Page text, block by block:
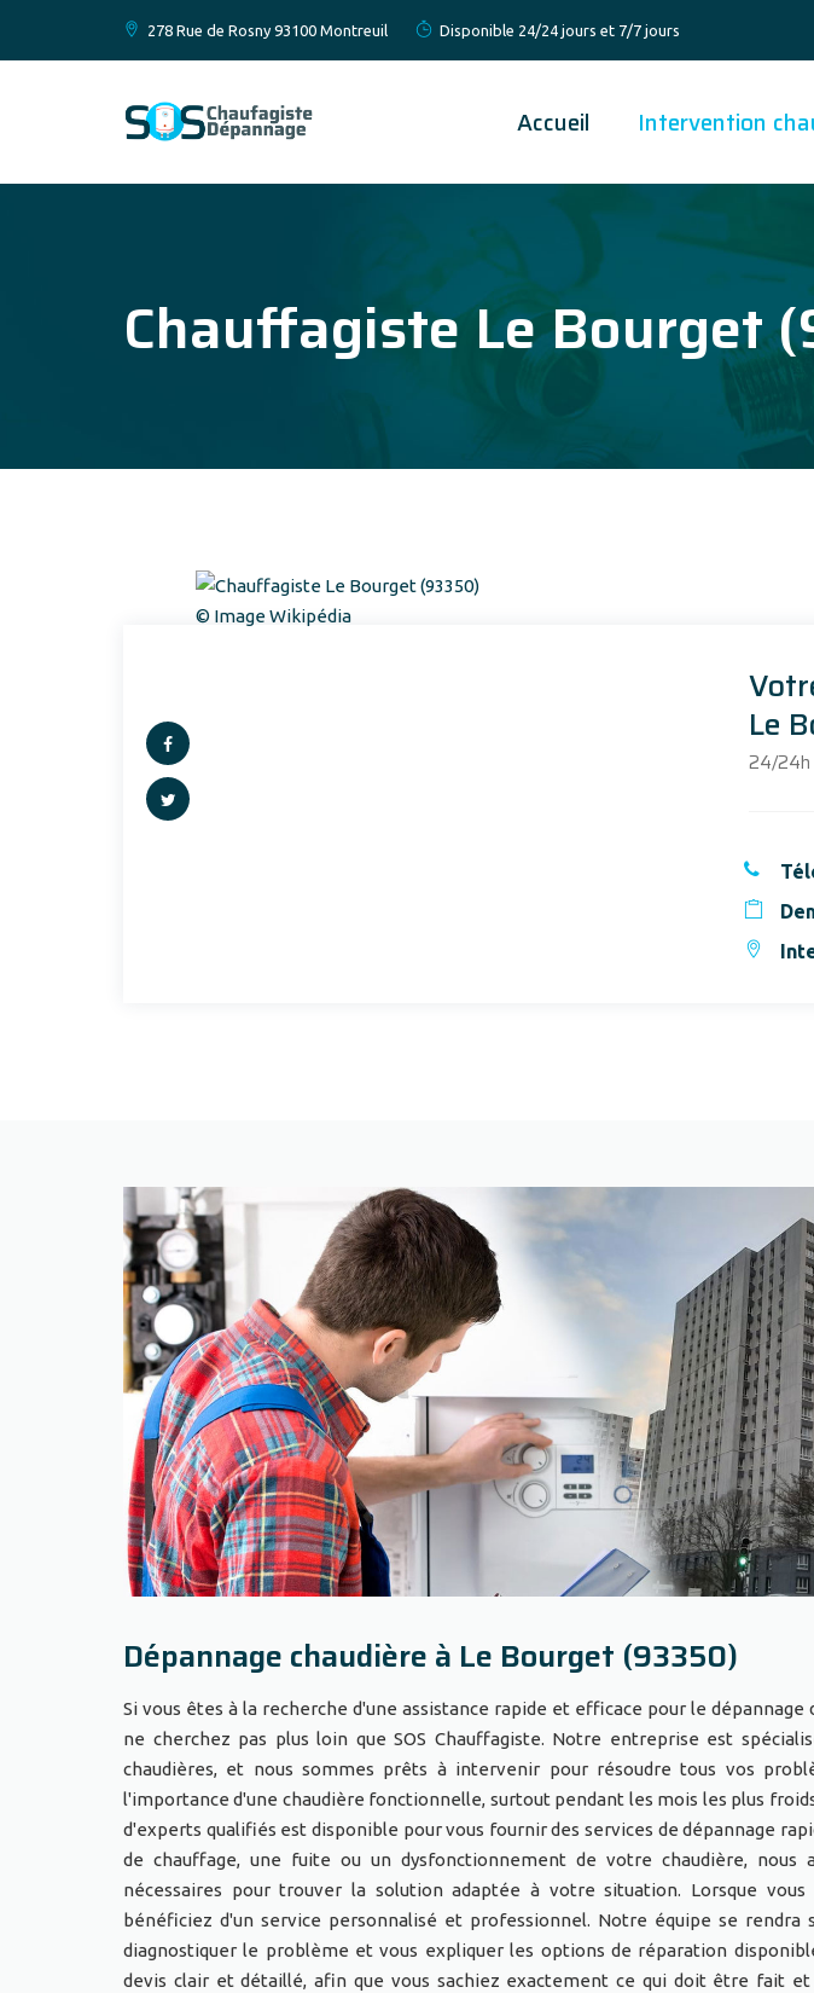
278 Rue de Rosny 93100 Montreuil Disponible 24/24 jours et 7/7 jours
Accueil Intervention
Chauffagiste Le Bourget
© Image Wikipédia
Le
24/24h
Dépannage chaudière à Le Bourget (93350)
Si vous êtes à la recherche d'une assistance rapide et efficace pour le dépannage
ne cherchez pas plus loin que SOS Chauffagiste. Notre entreprise est
chaudières, et nous sommes prêts à intervenir pour résoudre tous vos
l'importance d'une chaudière fonctionnelle, surtout pendant les mois les plus
d'experts qualifiés est disponible pour vous fournir des services de dépannage
de chauffage, une fuite ou un dysfonctionnement de votre chaudière, nous
nécessaires pour trouver la solution adaptée à votre situation. Lorsque vous
bénéficiez d'un service personnalisé et professionnel. Notre équipe se rendra
diagnostiquer le problème et vous expliquer les options de réparation
devis clair et détaillé, afin que vous sachiez exactement ce qui doit être fait et